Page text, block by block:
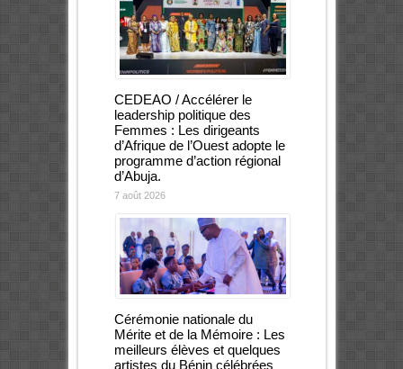
CEDEAO / Accélérer le
leadership politique des
Femmes : Les dirigeants
d’Afrique de l’Ouest adopte le
programme d’action régional
d’Abuja.
7 août 2026
Cérémonie nationale du
Mérite et de la Mémoire : Les
meilleurs élèves et quelques
artistes du Bénin célébrées